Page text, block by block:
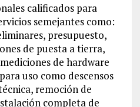
calificados para
semejantes como:
presupuesto,
de puesta a tierra,
de hardware
uso como descensos
remoción de
completa de